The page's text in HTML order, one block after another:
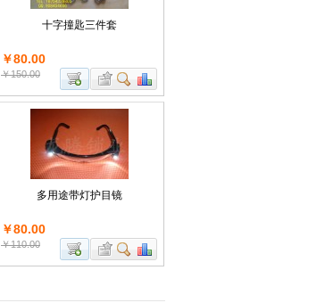
十字撞匙三件套
￥80.00
￥150.00
多用途带灯护目镜
￥80.00
￥110.00